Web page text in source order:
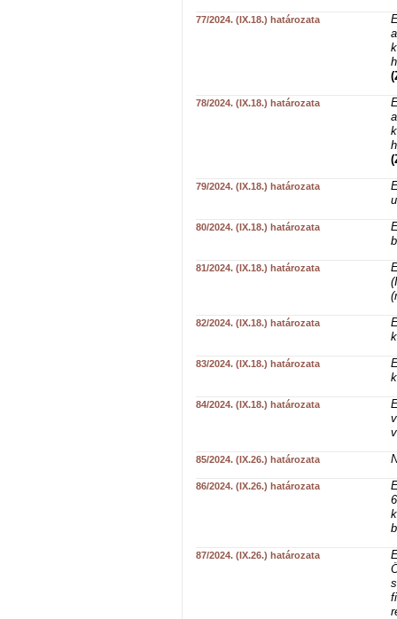
77/2024. (IX.18.) határozata
78/2024. (IX.18.) határozata
79/2024. (IX.18.) határozata
80/2024. (IX.18.) határozata
81/2024. (IX.18.) határozata
82/2024. (IX.18.) határozata
83/2024. (IX.18.) határozata
84/2024. (IX.18.) határozata
85/2024. (IX.26.) határozata
86/2024. (IX.26.) határozata
87/2024. (IX.26.) határozata